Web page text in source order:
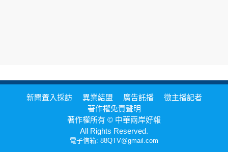
新聞置入採訪 異業結盟 廣告託播
徵主播記者
著作權免責聲明
著作權所有 © 中華兩岸好報
All Rights Reserved.
電子信箱: 88QTV@gmail.com